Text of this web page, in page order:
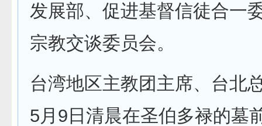
发展部、促进基督信徒合一
宗教交谈委员会。
台湾地区主教团主席、台北
5月9日清晨在圣伯多禄的墓